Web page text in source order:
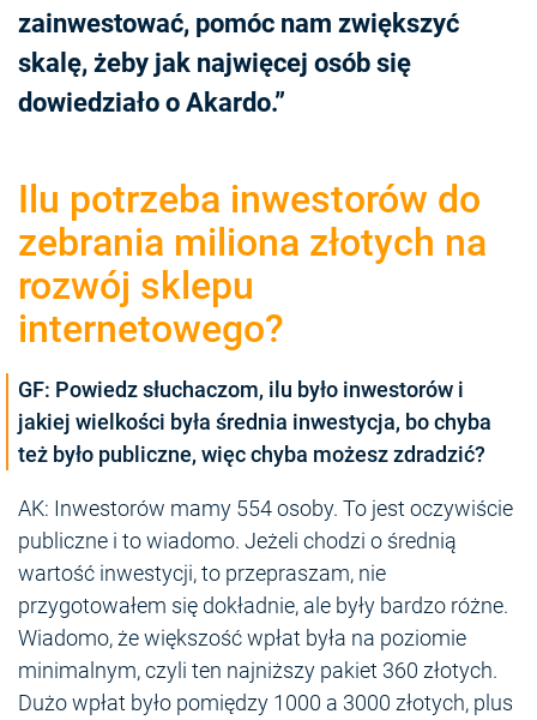
zainwestować, pomóc nam zwiększyć
skalę, żeby jak najwięcej osób się
dowiedziało o Akardo.”
Ilu potrzeba inwestorów do
zebrania miliona złotych na
rozwój sklepu
internetowego?
GF: Powiedz słuchaczom, ilu było inwestorów i
jakiej wielkości była średnia inwestycja, bo chyba
też było publiczne, więc chyba możesz zdradzić?
AK: Inwestorów mamy 554 osoby. To jest oczywiście
publiczne i to wiadomo. Jeżeli chodzi o średnią
wartość inwestycji, to przepraszam, nie
przygotowałem się dokładnie, ale były bardzo różne.
Wiadomo, że większość wpłat była na poziomie
minimalnym, czyli ten najniższy pakiet 360 złotych.
Dużo wpłat było pomiędzy 1000 a 3000 złotych, plus